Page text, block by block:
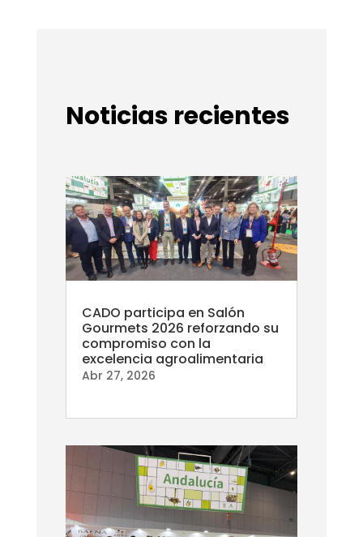
Noticias recientes
CADO participa en Salón
Gourmets 2026 reforzando su
compromiso con la
excelencia agroalimentaria
Abr 27, 2026